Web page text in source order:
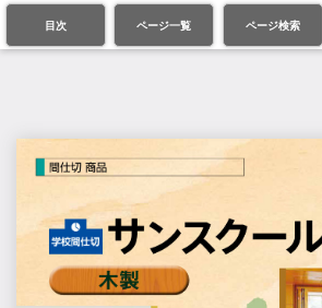
目次 ページ一覧 ページ検索